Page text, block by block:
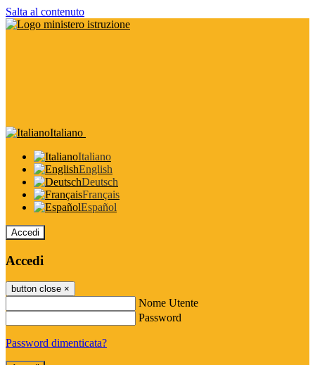
Salta al contenuto
Italiano
Italiano
English
Deutsch
Français
Español
Accedi
Accedi
button close ×
Nome Utente
Password
Password dimenticata?